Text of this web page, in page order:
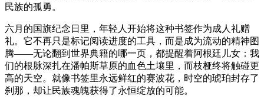
民族的孤勇。
六月的国旗纪念日里，年轻人开始将这种书签作为成人礼赠
礼。它不再只是标记阅读进度的工具，而是成为流动的精神图
腾——无论翻到世界典籍的哪一页，都提醒着阿根廷儿女：我
们的根脉深扎在潘帕斯草原的血色土壤里，而枝桠终将触碰更
高的天空。就像书签里永远鲜红的赛波花，时空的琥珀封存了
刹那，却让民族魂魄获得了永恒绽放的可能。